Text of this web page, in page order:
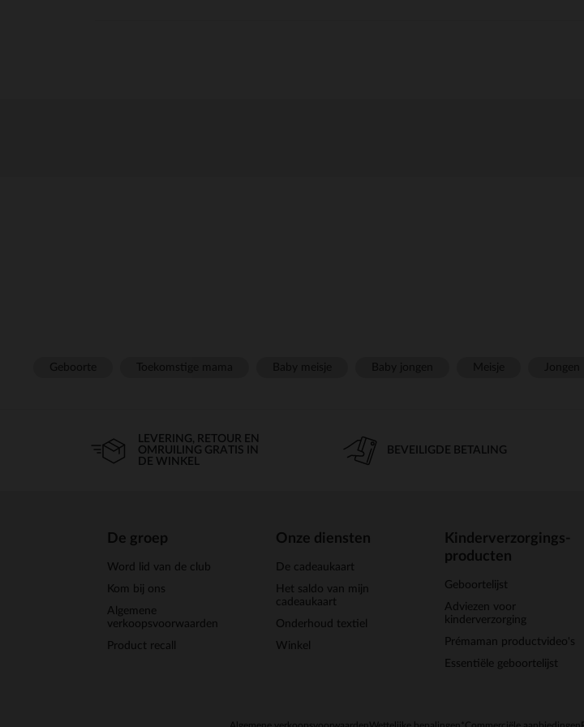
LEVERING, RETOUR EN
OMRUILING GRATIS IN
DE WINKEL
BEVEILIGDE BETALING
De groep
Word lid van de club
Kom bij ons
Algemene
verkoopsvoorwaarden
Product recall
Onze diensten
De cadeaukaart
Het saldo van mijn
cadeaukaart
Onderhoud textiel
Winkel
Kinderverzorgings-
producten
Geboortelijst
Adviezen voor
kinderverzorging
Prémaman productvideo's
Essentiële geboortelijst